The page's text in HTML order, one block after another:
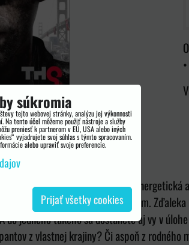
•
v ktorej hospodárska, energetická
sa ujíma vlády nad svetom.
jedného takého sa dostanete aj vy v
z vlastnej krajiny? Či aspoň z rodného
súkromia
tejto webovej stránky, analýzu jej výkonnosti
Na tento účel môžeme použiť nástroje a služby
preniesť k partnerom v EÚ, USA alebo iných
vyjadrujete svoj súhlas s týmto spracovaním.
alebo upraviť svoje preferencie.
Prijať všetky cookies